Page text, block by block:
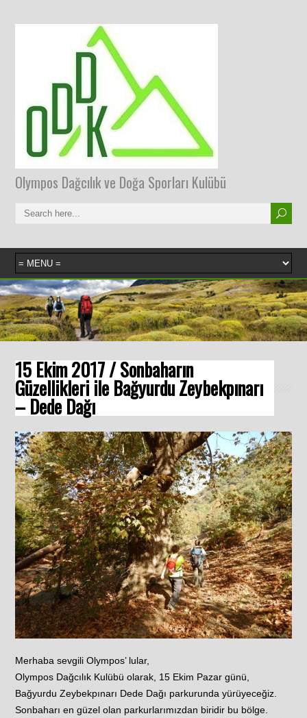
Olympos Dağcılık ve Doğa Sporları Kulübü
15 Ekim 2017 / Sonbaharın
Güzellikleri ile Bağyurdu Zeybekpınarı
– Dede Dağı
Merhaba sevgili Olympos’ lular,
Olympos Dağcılık Kulübü olarak, 15 Ekim Pazar günü,
Bağyurdu Zeybekpınarı Dede Dağı parkurunda yürüyeceğiz.
Sonbaharı en güzel olan parkurlarımızdan biridir bu bölge.